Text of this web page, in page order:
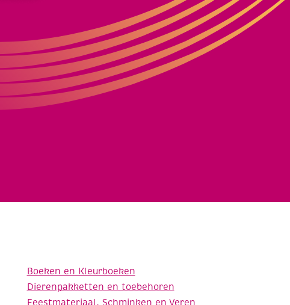
Boeken en Kleurboeken
Dierenpakketten en toebehoren
Feestmateriaal, Schminken en Veren